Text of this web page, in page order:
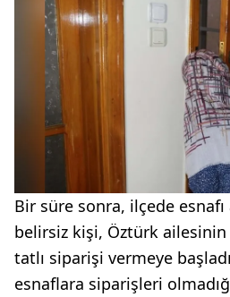
Bir süre sonra, ilçede
belirsiz kişi, Öztürk
tatlı siparişi vermeye
esnaflara siparişleri